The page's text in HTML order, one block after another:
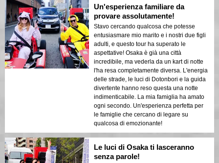
Un'esperienza familiare da
provare assolutamente!
Stavo cercando qualcosa che potesse
entusiasmare mio marito e i nostri due figli
adulti, e questo tour ha superato le
aspettative! Osaka è già una città
incredibile, ma vederla da un kart di notte
l'ha resa completamente diversa. L'energia
delle strade, le luci di Dotonbori e la guida
divertente hanno reso questa una notte
indimenticabile. La mia famiglia ha amato
ogni secondo. Un'esperienza perfetta per
le famiglie che cercano di legare su
qualcosa di emozionante!
Le luci di Osaka ti lasceranno
senza parole!